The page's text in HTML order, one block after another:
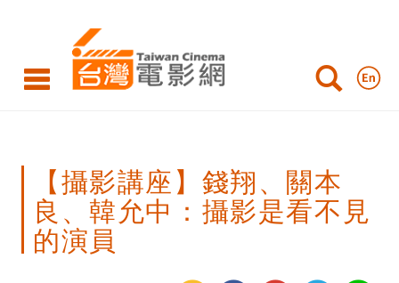
講
錢
翔、
本
【攝影講座】錢翔、關本
良、韓允中：攝影是看不見
的演員